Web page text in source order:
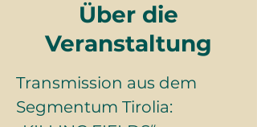
Über die
Veranstaltung
Transmission aus dem
Segmentum Tirolia: